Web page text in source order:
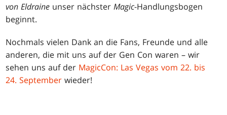
von Eldraine unser nächsterMagic-Handlungsbogen
beginnt.
Nochmals vielen Dank an die Fans, Freunde und alle
anderen, die mit uns auf der Gen Con waren – wir
sehen uns auf der MagicCon: Las Vegas vom 22. bis
24. September wieder!